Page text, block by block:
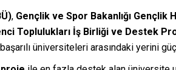
, Gençlik ve Spor Bakanlığı
Toplulukları İş Birliği ve Destek
üniversiteleri arasındaki yerini